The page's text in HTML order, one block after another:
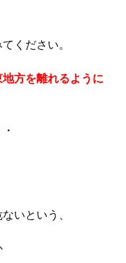
ください。
方を離れるように
いという、